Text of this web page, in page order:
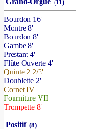
Grand-Orgue (11)
Bourdon 16'
Montre 8'
Bourdon 8'
Gambe 8'
Prestant 4'
Flûte Ouverte 4'
Quinte 2 2/3'
Doublette 2'
Cornet IV
Fourniture VII
Trompette 8'
Positif (8)